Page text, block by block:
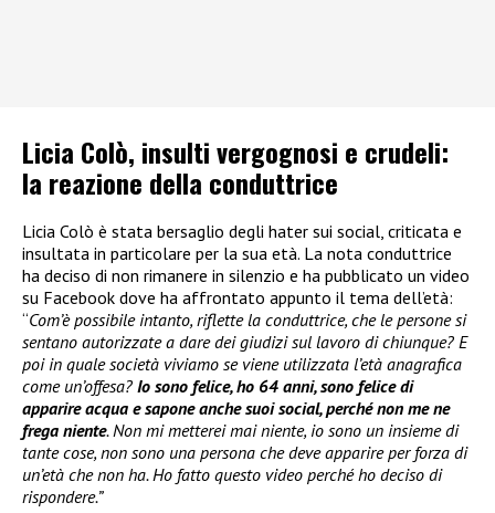
Licia Colò, insulti vergognosi e crudeli:
la reazione della conduttrice
Licia Colò è stata bersaglio degli hater sui social, criticata e
insultata in particolare per la sua età. La nota conduttrice
ha deciso di non rimanere in silenzio e ha pubblicato un video
su Facebook dove ha affrontato appunto il tema dell’età:
“Com’è possibile intanto, riflette la conduttrice, che le persone si
sentano autorizzate a dare dei giudizi sul lavoro di chiunque? E
poi in quale società viviamo se viene utilizzata l’età anagrafica
come un’offesa? Io sono felice, ho 64 anni, sono felice di
apparire acqua e sapone anche suoi social, perché non me ne
frega niente. Non mi metterei mai niente, io sono un insieme di
tante cose, non sono una persona che deve apparire per forza di
un’età che non ha. Ho fatto questo video perché ho deciso di
rispondere.”